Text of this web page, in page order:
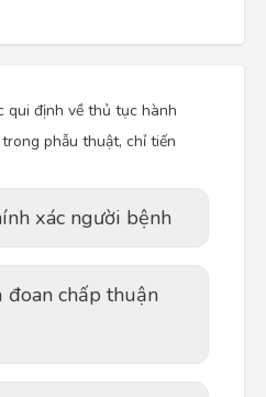
qui định về thủ tục hành
phẫu thuật, chỉ tiến
xác người bệnh
chấp thuận